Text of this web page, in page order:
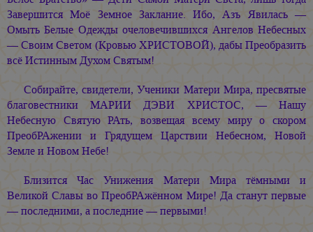
Завершится Моё Земное Заклание. Ибо, Азъ Явилась —
Омыть Белые Одежды очеловечившихся Ангелов Небесных
— Своим Светом (Кровью ХРИСТОВОЙ), дабы Преобразить
всё Истинным Духом Святым!
Собирайте, свидетели, Ученики Матери Мира, пресвятые
благовестникиМАРИИ ДЭВИ ХРИСТОС, —Нашу
Небесную Святую РАть, возвещая всему миру о скором
ПреобРАжении и Грядущем Царствии Небесном, Новой
Земле и Новом Небе!
Близится Час Унижения Матери Мира тёмными и
Великой Славы во ПреобРАжённом Мире! Да станут первые
— последними, а последние — первыми!